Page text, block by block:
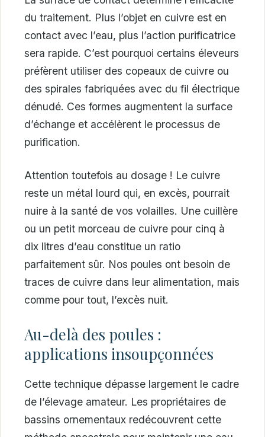
du traitement. Plus l’objet en cuivre est en
contact avec l’eau, plus l’action purificatrice
sera rapide. C’est pourquoi certains éleveurs
préfèrent utiliser des copeaux de cuivre ou
des spirales fabriquées avec du fil électrique
dénudé. Ces formes augmentent la surface
d’échange et accélèrent le processus de
purification.
Attention toutefois au dosage ! Le cuivre
reste un métal lourd qui, en excès, pourrait
nuire à la santé de vos volailles. Une cuillère
ou un petit morceau de cuivre pour cinq à
dix litres d’eau constitue un ratio
parfaitement sûr. Nos poules ont besoin de
traces de cuivre dans leur alimentation, mais
comme pour tout, l’excès nuit.
Au-delà des poules :
applications insoupçonnées
Cette technique dépasse largement le cadre
de l’élevage amateur. Les propriétaires de
bassins ornementaux redécouvrent cette